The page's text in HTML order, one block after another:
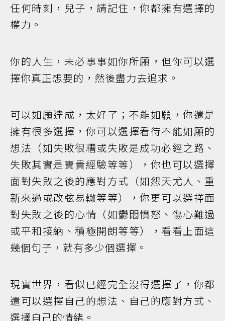
任何時刻，兒子，請記住，你都擁有選擇的
權力。
你的人生，未必事事如你所願，但你可以選
擇你真正想要的，然後盡力去追求。
可以如願達成，太好了；不能如願，你還是
擁有很多選擇，你可以選擇看待不能如願的
想法（如失敗很糟或失敗是成功必經之路、
失敗其實是寶貴經驗等等），你也可以選擇
面對失敗之後的應對方式（如怨天尤人、重
新來過或改弦易轍等等），你更可以選擇面
對失敗之後的心情（如鬱悶憤怒、傷心難過
或平和接納、積極開朗等等），看看上面這
幾個句子，就有多少個選擇。
現實世界，看似已經完全沒得選擇了，你都
還可以選擇自己的想法、自己的應對方式、
選擇自己的情緒。